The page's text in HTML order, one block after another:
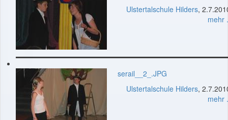
Ulstertalschule Hilders,
mehr
serail__2_.JPG
Ulstertalschule Hilders,
mehr